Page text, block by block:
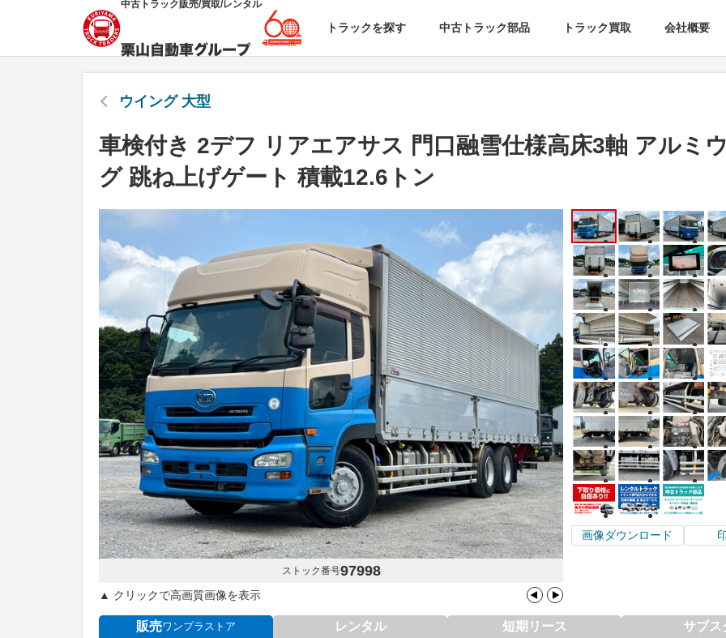
中古トラック販売/買取/レンタル
トラックを探す 中古トラック部品 トラック買取 会社概要
ウイング 大型
車検付き 2デフ リアエアサス 門口融雪仕様高床3軸 アルミ
グ 跳ね上げゲート 積載12.6トン
ストック番号97998
▲ クリックで高画質画像を表示
画像ダウンロード
販売ワンプラストア レンタル 短期リース サブス